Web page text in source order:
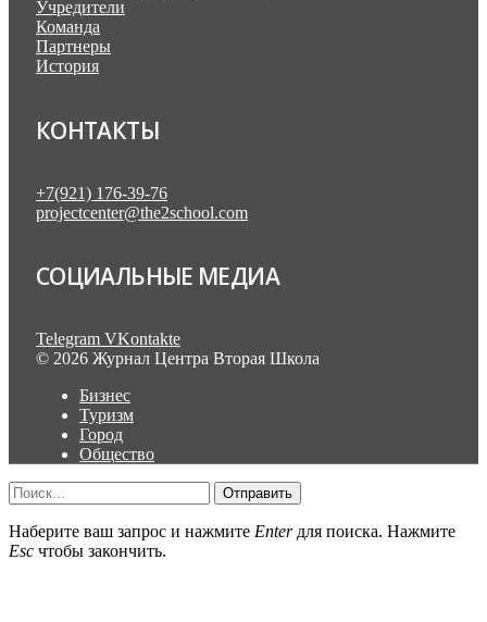
Учредители
Команда
Партнеры
История
КОНТАКТЫ
+7(921) 176-39-76
projectcenter@the2school.com
СОЦИАЛЬНЫЕ МЕДИА
Telegram VKontakte
© 2026 Журнал Центра Вторая Школа
Бизнес
Туризм
Город
Общество
Отправить
Наберите ваш запрос и нажмите Enterдля поиска. Нажмите
Esc чтобы закончить.